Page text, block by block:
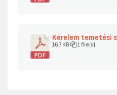
Kérelem temetési
167 KB 1 file(s)